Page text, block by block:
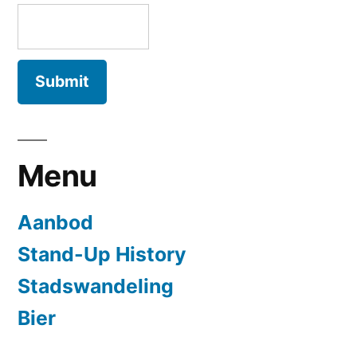
Menu
Aanbod
Stand-Up History
Stadswandeling
Bier